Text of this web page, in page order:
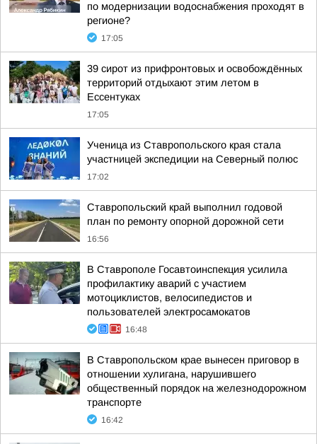
по модернизации водоснабжения проходят в
регионе?
17:05
39 сирот из прифронтовых и освобождённых
территорий отдыхают этим летом в
Ессентуках
17:05
Ученица из Ставропольского края стала
участницей экспедиции на Северный полюс
17:02
Ставропольский край выполнил годовой
план по ремонту опорной дорожной сети
16:56
В Ставрополе Госавтоинспекция усилила
профилактику аварий с участием
мотоциклистов, велосипедистов и
пользователей электросамокатов
16:48
В Ставропольском крае вынесен приговор в
отношении хулигана, нарушившего
общественный порядок на железнодорожном
транспорте
16:42